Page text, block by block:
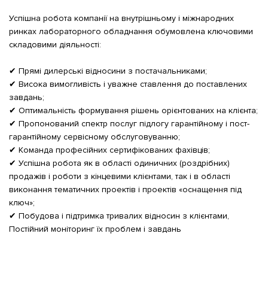
Успішна робота компанії на внутрішньому і міжнародних
ринках лабораторного обладнання обумовлена ​​ключовими
складовими діяльності:
✔ Прямі дилерські відносини з постачальниками;
✔ Висока вимогливість і уважне ставлення до поставлених
завдань;
✔ Оптимальність формування рішень орієнтованих на клієнта;
✔ Пропонований спектр послуг підлогу гарантійному і пост-
гарантійному сервісному обслуговуванню;
✔ Команда професійних сертифікованих фахівців;
✔ Успішна робота як в області одиничних (роздрібних)
продажів і роботи з кінцевими клієнтами, так і в області
виконання тематичних проектів і проектів «оснащення під
ключ»;
✔ Побудова і підтримка тривалих відносин з клієнтами,
Постійний моніторинг їх проблем і завдань